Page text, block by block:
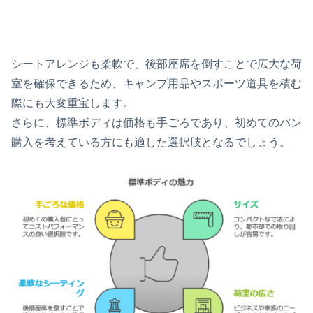
シートアレンジも柔軟で、後部座席を倒すことで広大な荷
室を確保できるため、キャンプ用品やスポーツ道具を積む
際にも大変重宝します。
さらに、標準ボディは価格も手ごろであり、初めてのバン
購入を考えている方にも適した選択肢となるでしょう。